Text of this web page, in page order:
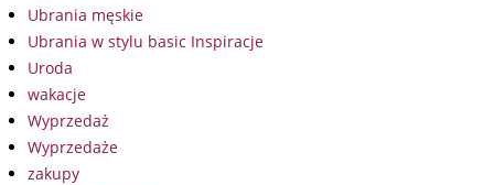
Ubrania męskie
Ubrania w stylu basic Inspiracje
Uroda
wakacje
Wyprzedaż
Wyprzedaże
zakupy